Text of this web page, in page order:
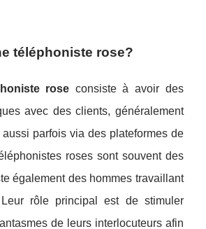
téléphoniste rose?
rose consiste à avoir des
avec des clients, généralement
parfois via des plateformes de
roses sont souvent des
également des hommes travaillant
rôle principal est de stimuler
de leurs interlocuteurs afin